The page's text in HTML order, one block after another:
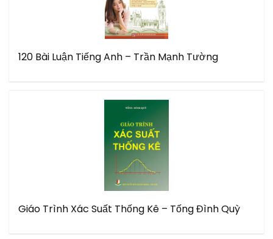
120 Bài Luận Tiếng Anh – Trần Mạnh Tường
Giáo Trình Xác Suất Thống Kê – Tống Đình Quỳ